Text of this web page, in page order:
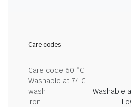
Care codes
Care code 60 °C
Washable at 74 C
wash
Washable
iron